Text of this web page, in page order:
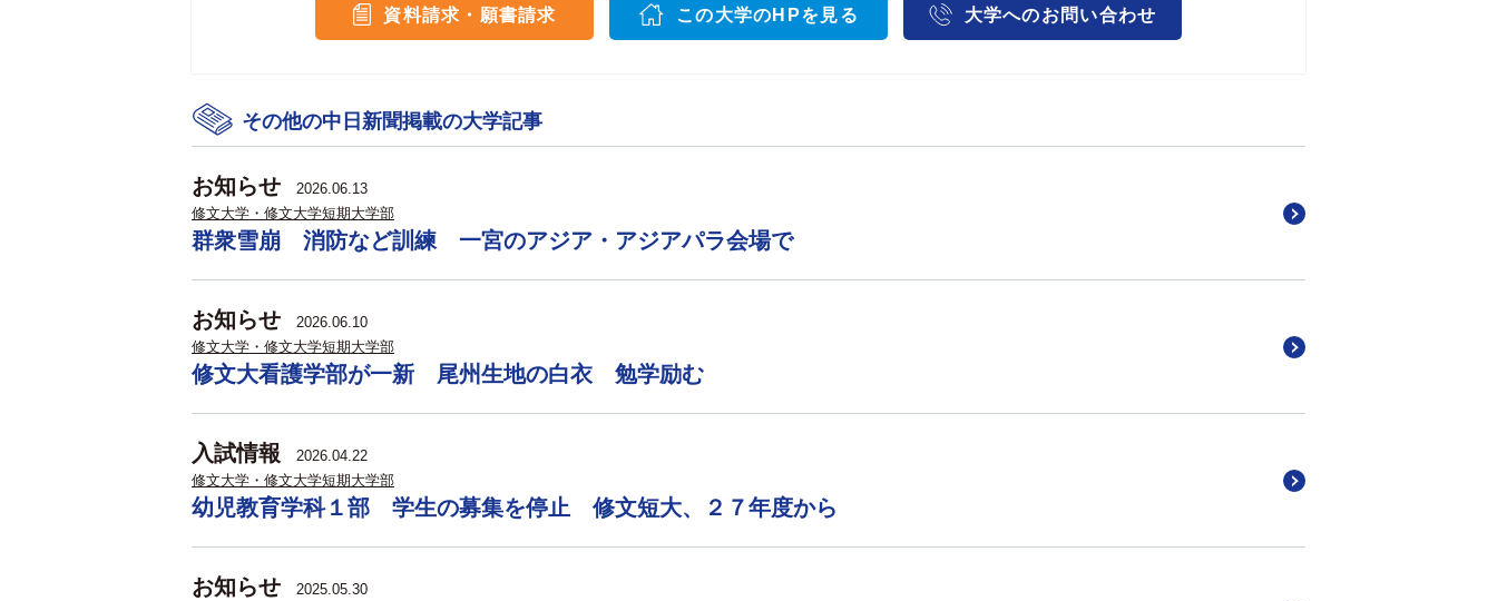
資料請求・願書請求 この大学のHPを見る 大学へのお問い合わせ
その他の中日新聞掲載の大学記事
お知らせ
2026.06.13
修文大学・修文大学短期大学部
群衆雪崩 消防など訓練 一宮のアジア・アジアパラ会場で
お知らせ
2026.06.10
修文大学・修文大学短期大学部
修文大看護学部が一新 尾州生地の白衣 勉学励む
入試情報
2026.04.22
修文大学・修文大学短期大学部
幼児教育学科１部 学生の募集を停止 修文短大、２７年度から
お知らせ
2025.05.30